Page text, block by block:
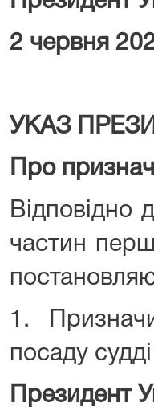
2 червня
УКАЗ
Про
Відповідно
частин
1.
посаду
Президент